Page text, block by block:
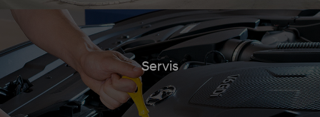
Servis